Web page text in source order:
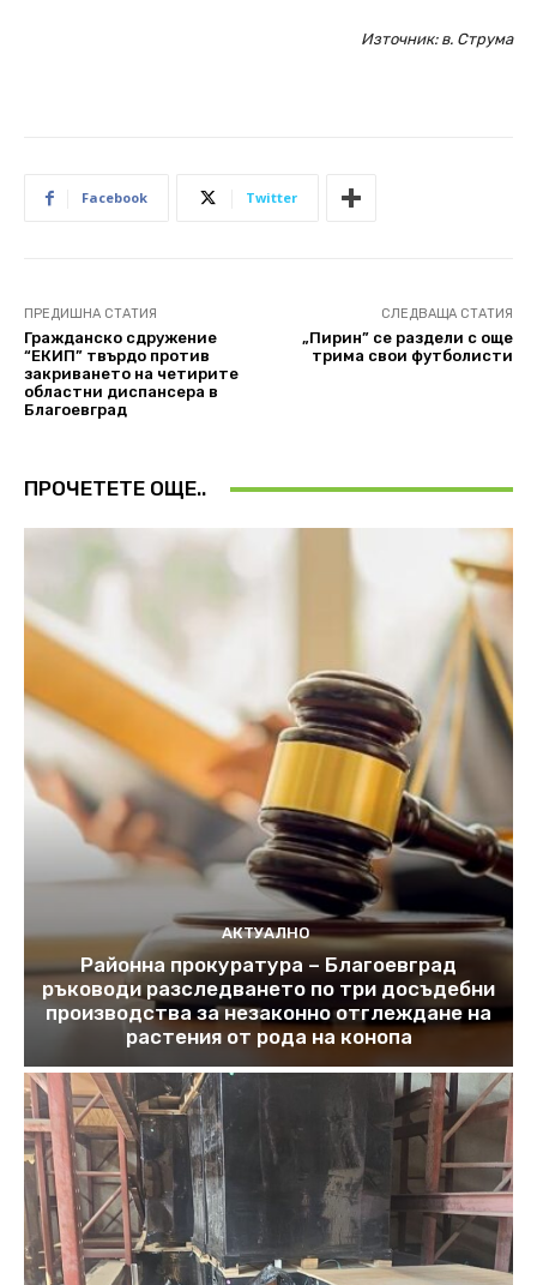
Източник: в. Струма
Facebook Twitter
ПРЕДИШНА СТАТИЯ
Гражданско сдружение
“ЕКИП” твърдо против
закриването на четирите
областни диспансера в
Благоевград
СЛЕДВАЩА СТАТИЯ
„Пирин” се раздели с още
трима свои футболисти
ПРОЧЕТЕТЕ ОЩЕ..
АКТУАЛНО
Районна прокуратура – Благоевград
ръководи разследването по три досъдебни
производства за незаконно отглеждане на
растения от рода на конопа